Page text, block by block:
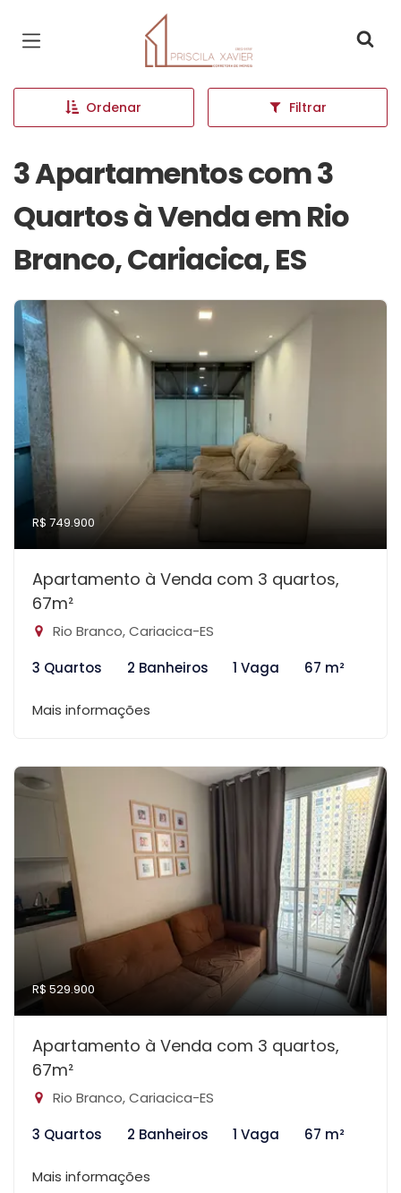
Página inicial
Ordenar Filtrar
3 Apartamentos com 3
Quartos à Venda em Rio
Branco, Cariacica, ES
R$ 749.900
Apartamento à Venda com 3 quartos,
67m²
Rio Branco, Cariacica-ES
3 Quartos
2 Banheiros 1 Vaga 67 m²
Mais informações
R$ 529.900
Apartamento à Venda com 3 quartos,
67m²
Rio Branco, Cariacica-ES
3 Quartos
2 Banheiros 1 Vaga 67 m²
Mais informações